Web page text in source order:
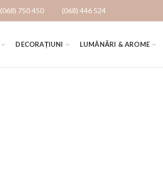
(068) 750 450 (068) 446 524
DECORAȚIUNI LUMÂNĂRI & AROME